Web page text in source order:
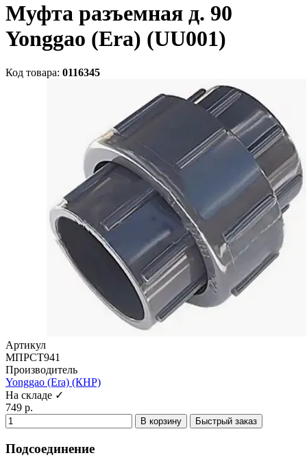
Муфта разъемная д. 90
Yonggao (Era) (UU001)
Код товара: 0116345
Артикул
МПРСТ941
Производитель
Yonggao (Era) (КНР)
На складе ✓
749 р.
В корзину Быстрый заказ
Подсоединение